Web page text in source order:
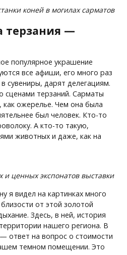
коней в могилах сарматов
терзания —
популярное украшение
все афиши, его много раз
сувениры, дарят делегациям.
сценами терзаний. Сарматы
ожерелье. Чем она была
был человек. Кто-то
А кто-то такую,
животных и даже, как на
ценных экспонатов выставки
я видел на картинках много
от этой золотой
Здесь, в ней, история
нашего региона. В
ответ на вопрос о стоимости
темном помещении. Это